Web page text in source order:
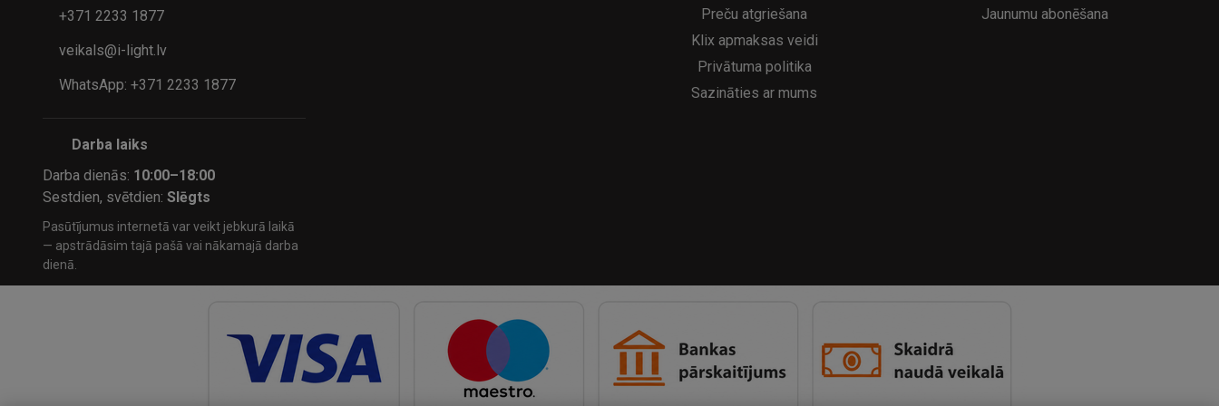
+371 2233 1877
veikals@i-light.lv
WhatsApp: +371 2233 1877
Darba laiks
Darba dienās: 10:00–18:00
Sestdien, svētdien:Slēgts
Pasūtījumus internetā var veikt jebkurā laikā
— apstrādāsim tajā pašā vai nākamajā darba
dienā.
Preču atgriešana
Klix apmaksas veidi
Privātuma politika
Sazināties ar mums
Jaunumu abonēšana